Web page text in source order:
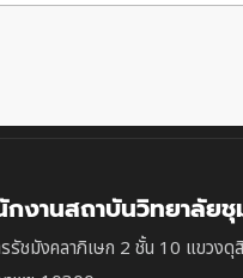
กงานสถาบันวิทยาลัย
รรัชมังคลาภิเษก 2 ชั้น 10 แขวงดุ